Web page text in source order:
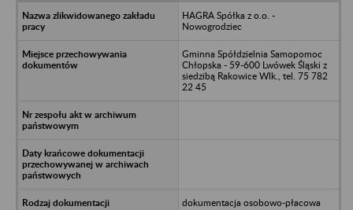
HAGRA Spółka z o.o. -
Nowogrodziec
Gminna Spółdzielnia Samopomoc
Chłopska - 59-600 Lwówek Śląski z
siedzibą Rakowice Wlk., tel. 75 782
22 45
dokumentacja osobowo-płacowa